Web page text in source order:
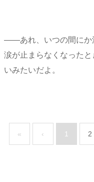
――あれ、いつの間にか
涙が止まらなくなった
いみたいだよ。
« ‹ 1 2